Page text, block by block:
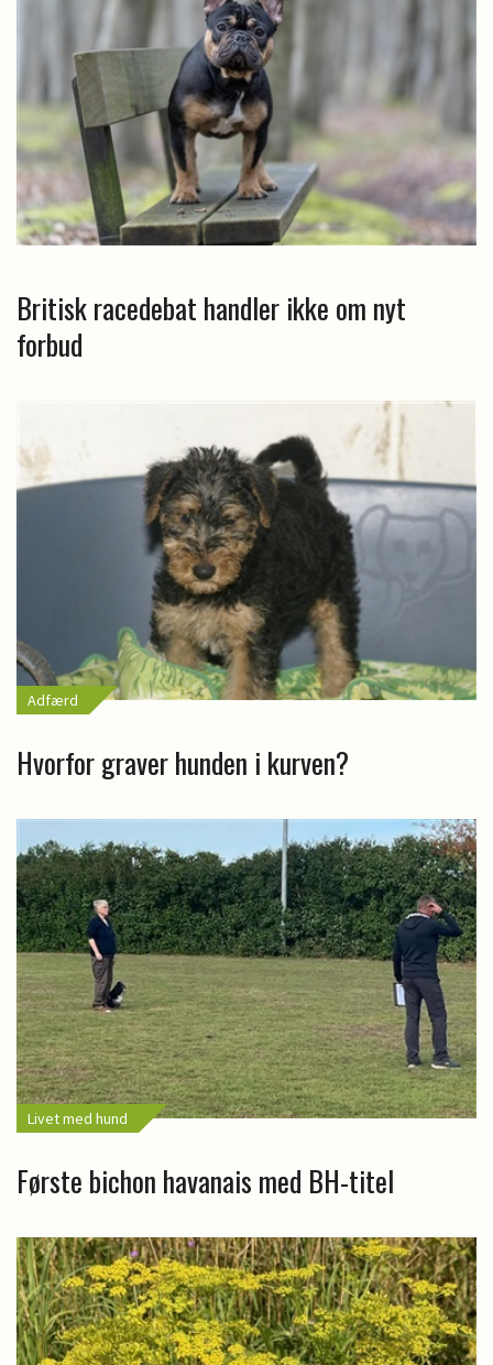
Britisk racedebat handler ikke om nyt
forbud
Adfærd
Hvorfor graver hunden i kurven?
Livet med hund
Første bichon havanais med BH-titel